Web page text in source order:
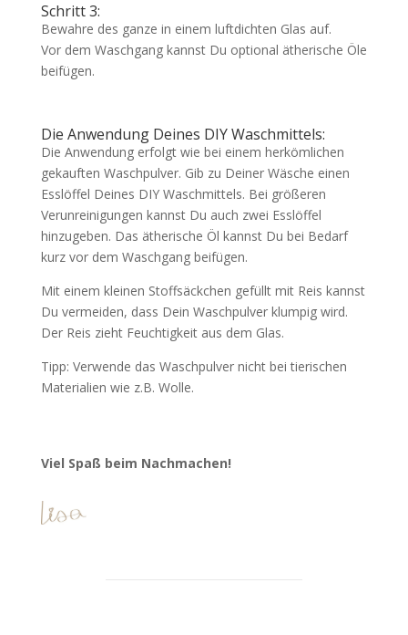
Schritt 3:
Bewahre des ganze in einem luftdichten Glas auf.
Vor dem Waschgang kannst Du optional ätherische Öle
beifügen.
Die Anwendung Deines DIY Waschmittels:
Die Anwendung erfolgt wie bei einem herkömlichen
gekauften Waschpulver. Gib zu Deiner Wäsche einen
Esslöffel Deines DIY Waschmittels. Bei größeren
Verunreinigungen kannst Du auch zwei Esslöffel
hinzugeben. Das ätherische Öl kannst Du bei Bedarf
kurz vor dem Waschgang beifügen.
Mit einem kleinen Stoffsäckchen gefüllt mit Reis kannst
Du vermeiden, dass Dein Waschpulver klumpig wird.
Der Reis zieht Feuchtigkeit aus dem Glas.
Tipp: Verwende das Waschpulver nicht bei tierischen
Materialien wie z.B. Wolle.
Viel Spaß beim Nachmachen!